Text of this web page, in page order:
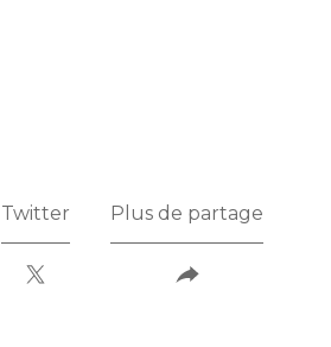
Twitter Plus de partage